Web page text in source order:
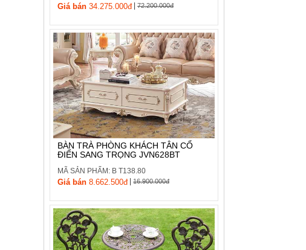
Giá bán 34.275.000đ| 72.200.000đ
BÀN TRÀ PHÒNG KHÁCH TÂN CỔ
ĐIỂN SANG TRỌNG JVN628BT
MÃ SẢN PHẨM: B T138.80
Giá bán 8.662.500đ| 16.900.000đ